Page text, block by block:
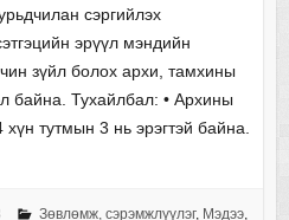
сэргийлэх
эрүүл мэндийн
зүйл болох архи, тамхины
байна. Тухайлбал: • Архины
тутмын 3 нь эрэгтэй байна.
Зөвлөмж, сэрэмжлүүлэг, Мэдээ,